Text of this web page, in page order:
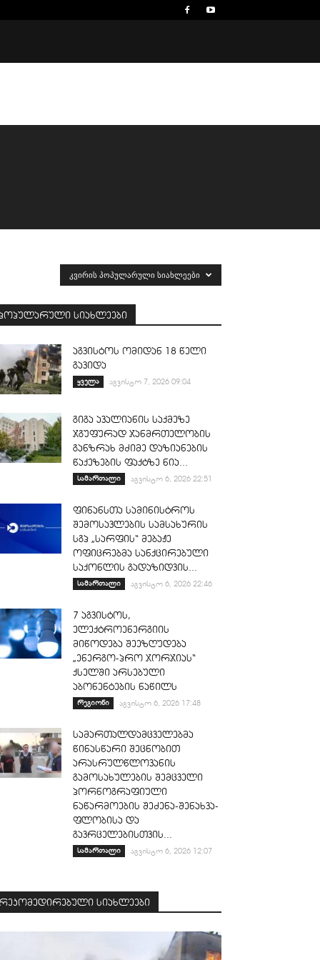
ᲙᲕᲘᲠᲘᲡ ᲞᲝᲞᲣᲚᲐᲠᲣᲚᲘ ᲡᲘᲐᲮᲚᲔᲔᲑᲘ
სიახლეები
აგვისტოს ომიდან 18 წელი
გავიდა
ყველა აგვისტო 7, 2026 09:04
გიგა ავალიანის საქმეზე
ჯგუფურად ჯანმრთელობის
განზრახ მძიმე დაზიანების
წაქეზების ფაქტზე ნია...
სამართალი აგვისტო 6, 2026 22:51
ფინანსთა სამინისტროს
შემოსავლების სამსახურის
სგპ „სარფის“ მებაჟე
ოფიცრებმა სანქცირებული
საქონლის გადაზიდვის...
სამართალი აგვისტო 6, 2026 22:46
7 აგვისტოს,
ელექტროენერგიის
მიწოდება შეეზღუდება
„ენერგო-პრო ჯორჯიას“
ქსელში არსებული
აბონენტების ნაწილს
რეგიონი აგვისტო 6, 2026 17:48
სამართალდამცველებმა
წინასწარი შეცნობით
არასრულწლოვანის
გამოსახულების შემცველი
პორნოგრაფიული
ნაწარმოების შეძენა-შენახვა-
ფლობისა და
გავრცელებისთვის...
სამართალი აგვისტო 6, 2026 12:07
რეკომედირებული სიახლეები